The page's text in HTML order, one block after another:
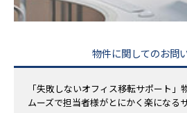
物件に関してのお問
「失敗しないオフィス移転サポート」
ムーズで担当者様がとにかく楽になる